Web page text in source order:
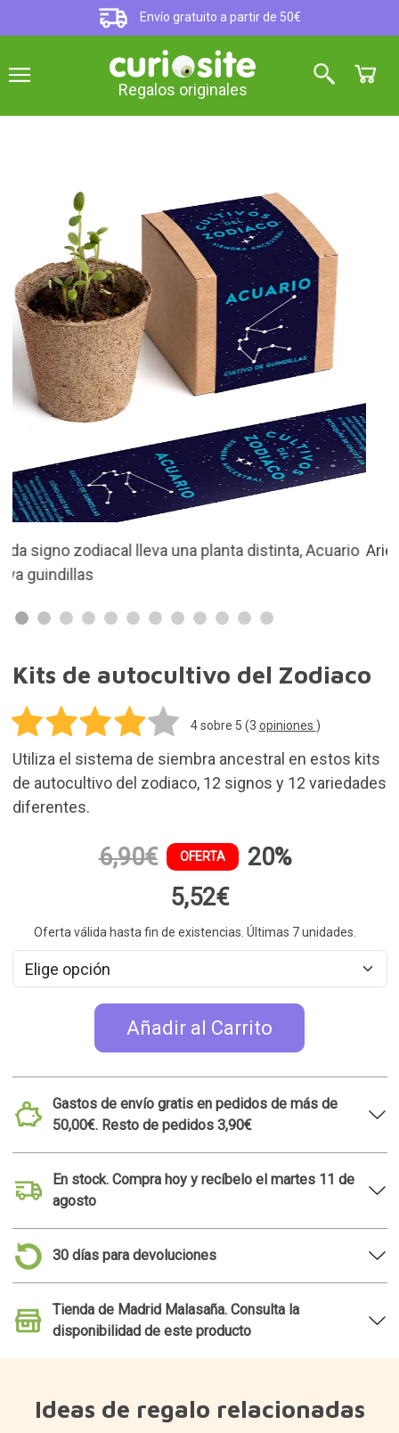
Envío gratuito a partir de 50€
Regalos originales
Aries lleva cilantro
Kits de autocultivo del Zodiaco
sobre 5 ( opiniones)
Utiliza el sistema de siembra ancestral en estos kits
de autocultivo del zodiaco, 12 signos y 12 variedades
diferentes.
6,90€ OFERTA
20%
5,52€
Oferta válida hasta fin de existencias. Últimas 7 unidades.
Gastos de envío gratis en pedidos de más de
50,00€. Resto de pedidos 3,90€
En stock. Compra hoy y recíbelo el martes 11 de
Tienda de Madrid Malasaña. Consulta la
disponibilidad de este producto
Ideas de regalo relacionadas
TOP 50
Caja de regalo con los 7
mejores cafés del
mundo
Lápices plantables
3,90€